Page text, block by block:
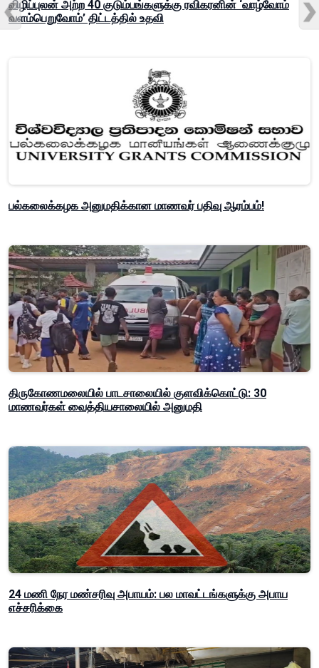
விழிப்புலன் அற்ற 40 குடும்பங்களுக்கு ரவிகரனின் ‘வாழ்வோம்
வளம்பெறுவோம்’ திட்டத்தில் உதவி
பல்கலைக்கழக அனுமதிக்கான மாணவர் பதிவு ஆரம்பம்!
திருகோணமலையில் பாடசாலையில் குளவிக்கொட்டு: 30
மாணவர்கள் வைத்தியசாலையில் அனுமதி
24 மணி நேர மண்சரிவு அபாயம்: பல மாவட்டங்களுக்கு அபாய
எச்சரிக்கை